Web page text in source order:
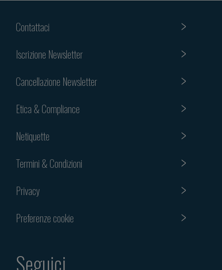
Contattaci
Iscrizione Newsletter
Cancellazione Newsletter
Etica & Compliance
Netiquette
Termini & Condizioni
Privacy
Preferenze cookie
Seguici